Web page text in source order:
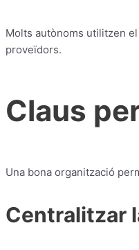
Molts autònoms utilitzen
proveïdors.
Claus
Una bona organització
Centralitzar